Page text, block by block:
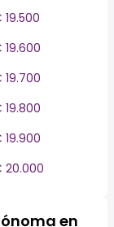
19.600
19.700
19.800
19.900
20.000
en